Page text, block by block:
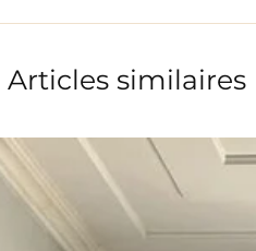
Articles similaires